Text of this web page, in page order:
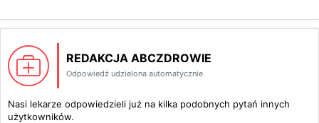
REDAKCJA ABCZDROWIE
Odpowiedź udzielona automatycznie
Nasi lekarze odpowiedzieli już na kilka podobnych pytań innych
użytkowników.